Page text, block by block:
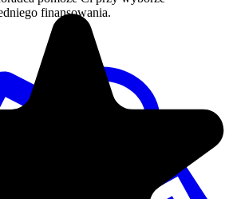
finansowania.